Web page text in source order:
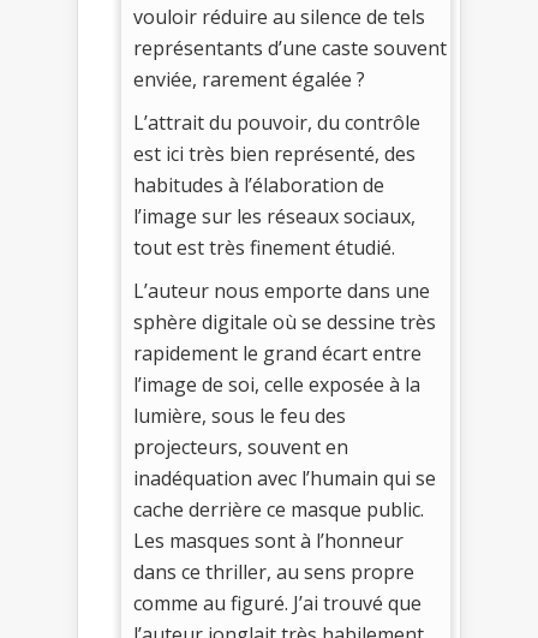
vouloir réduire au silence de tels
représentants d’une caste souvent
enviée, rarement égalée ?
L’attrait du pouvoir, du contrôle
est ici très bien représenté, des
habitudes à l’élaboration de
l’image sur les réseaux sociaux,
tout est très finement étudié.
L’auteur nous emporte dans une
sphère digitale où se dessine très
rapidement le grand écart entre
l’image de soi, celle exposée à la
lumière, sous le feu des
projecteurs, souvent en
inadéquation avec l’humain qui se
cache derrière ce masque public.
Les masques sont à l’honneur
dans ce thriller, au sens propre
comme au figuré. J’ai trouvé que